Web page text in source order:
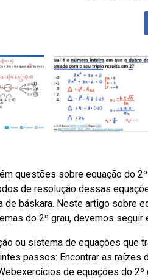
questões sobre equação do
de resolução dessas
de báskara. Neste artigo sobre
do 2º grau, devemos seguir
ou sistema de equações que
passos: Encontrar as raízes
de equações do